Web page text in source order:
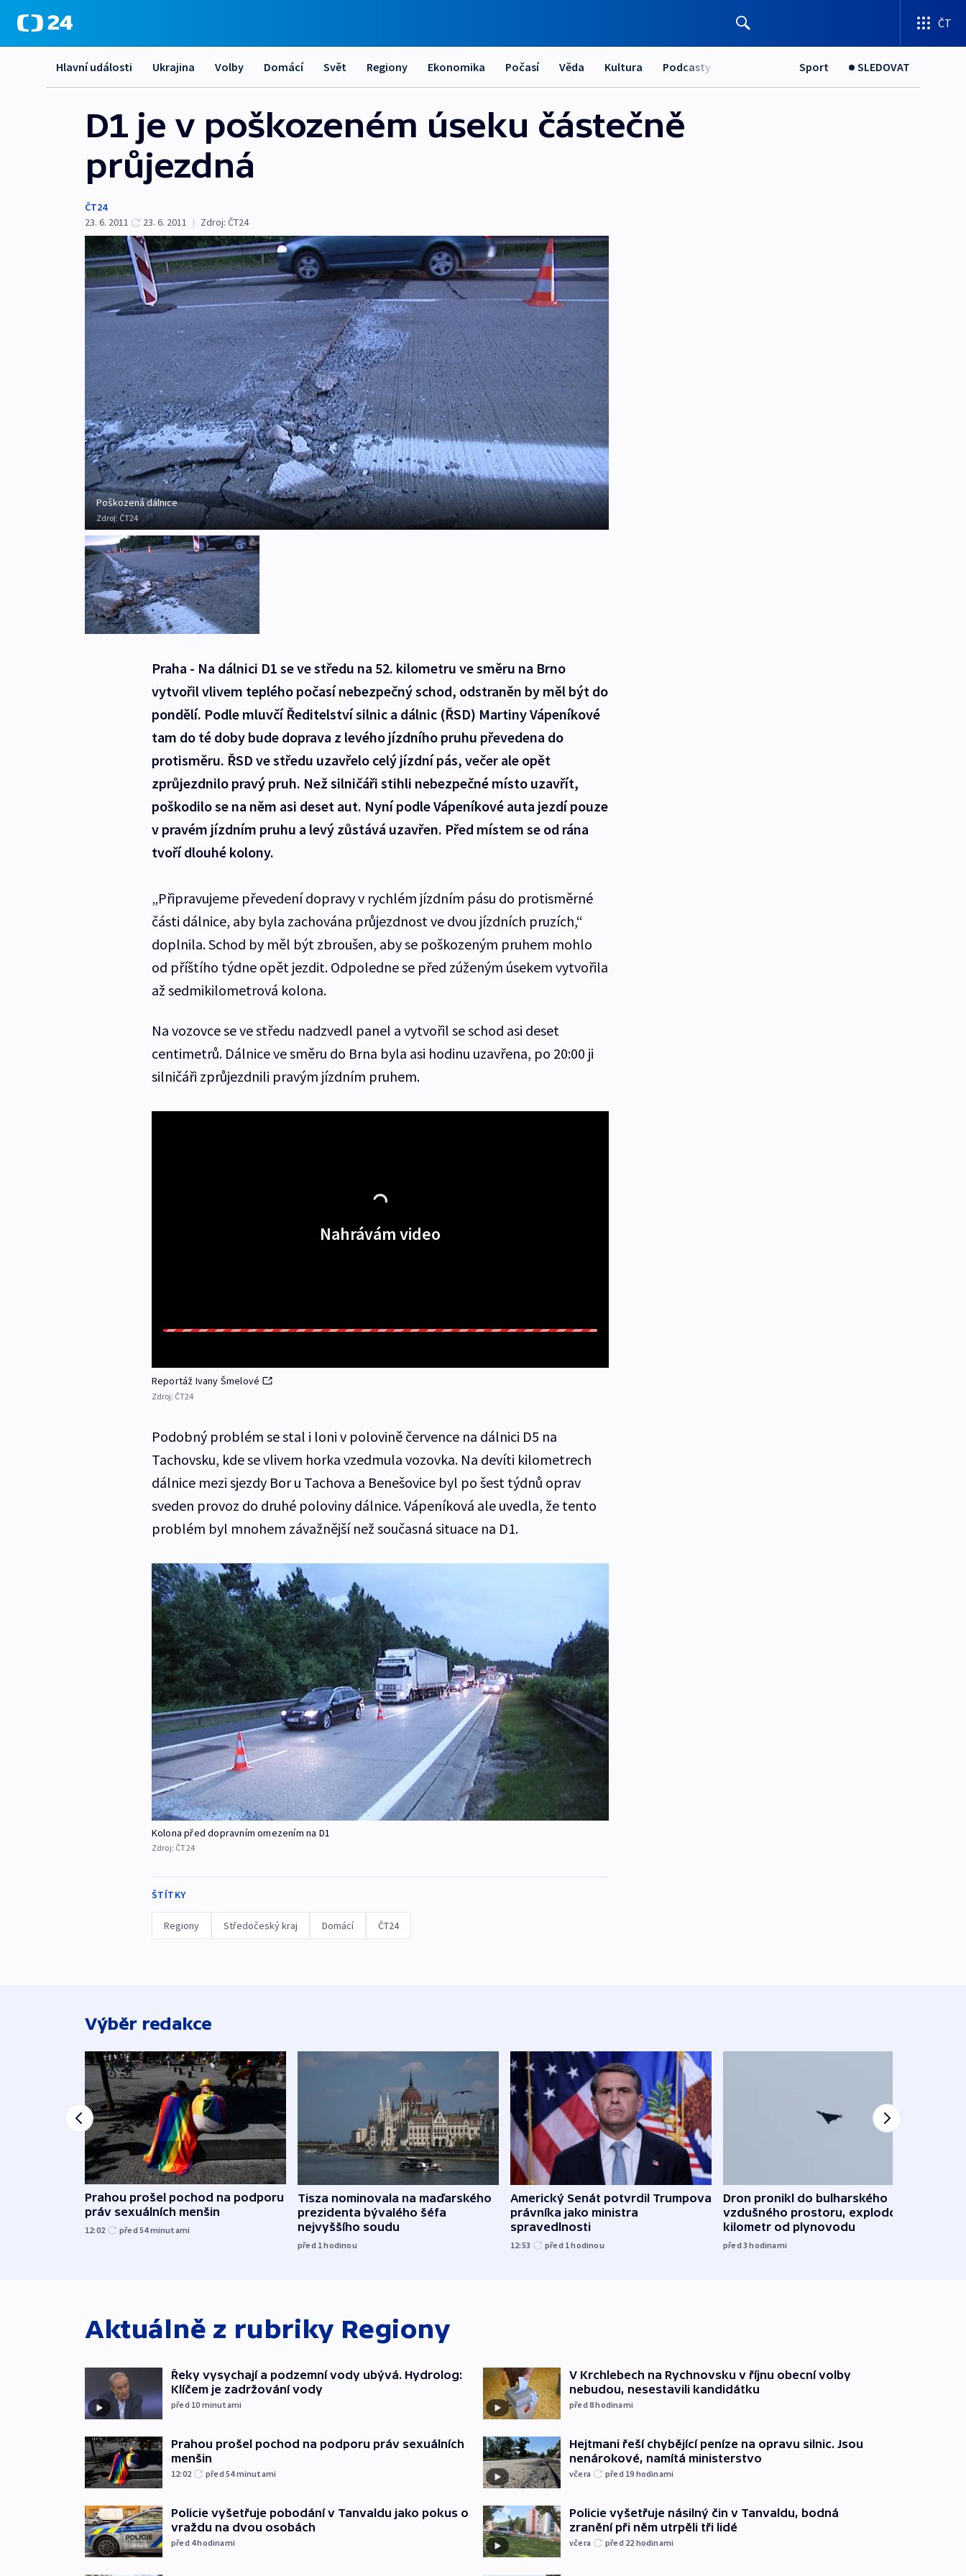
ČT
Hlavní události Ukrajina Volby Domácí Svět Regiony Ekonomika Počasí Věda Kultura Podcasty Sport SLEDOVAT
D1 je v poškozeném úseku částečně
průjezdná
ČT24
23. 6. 2011
23. 6. 2011 | Zdroj: ČT24
Poškozená dálnice
Zdroj: ČT24
Praha - Na dálnici D1 se ve středu na 52. kilometru ve směru na Brno
vytvořil vlivem teplého počasí nebezpečný schod, odstraněn by měl být do
pondělí. Podle mluvčí Ředitelství silnic a dálnic (ŘSD) Martiny Vápeníkové
tam do té doby bude doprava z levého jízdního pruhu převedena do
protisměru. ŘSD ve středu uzavřelo celý jízdní pás, večer ale opět
zprůjezdnilo pravý pruh. Než silničáři stihli nebezpečné místo uzavřít,
poškodilo se na něm asi deset aut. Nyní podle Vápeníkové auta jezdí pouze
v pravém jízdním pruhu a levý zůstává uzavřen. Před místem se od rána
tvoří dlouhé kolony.
„Připravujeme převedení dopravy v rychlém jízdním pásu do protisměrné
části dálnice, aby byla zachována průjezdnost ve dvou jízdních pruzích,“
doplnila. Schod by měl být zbroušen, aby se poškozeným pruhem mohlo
od příštího týdne opět jezdit. Odpoledne se před zúženým úsekem vytvořila
až sedmikilometrová kolona.
Na vozovce se ve středu nadzvedl panel a vytvořil se schod asi deset
centimetrů. Dálnice ve směru do Brna byla asi hodinu uzavřena, po 20:00 ji
silničáři zprůjezdnili pravým jízdním pruhem.
Nahrávám video
Reportáž Ivany Šmelové
Zdroj: ČT24
Podobný problém se stal i loni v polovině července na dálnici D5 na
Tachovsku, kde se vlivem horka vzedmula vozovka. Na devíti kilometrech
dálnice mezi sjezdy Bor u Tachova a Benešovice byl po šest týdnů oprav
sveden provoz do druhé poloviny dálnice. Vápeníková ale uvedla, že tento
problém byl mnohem závažnější než současná situace na D1.
Kolona před dopravním omezením na D1
Zdroj: ČT24
ŠTÍTKY
Regiony Středočeský kraj Domácí ČT24
Výběr redakce
Prahou prošel pochod na podporu
práv sexuálních menšin
12:02 před 54minutami
Tisza nominovala na maďarského
prezidenta bývalého šéfa
nejvyššího soudu
před 1hodinou
Americký Senát potvrdil Trumpova
právníka jako ministra
spravedlnosti
12:53 před 1hodinou
Dron pronikl do bulharského
vzdušného prostoru, explodoval
kilometr od plynovodu
před 3hodinami
Aktuálně z rubriky Regiony
Řeky vysychají a podzemní vody ubývá. Hydrolog:
Klíčem je zadržování vody
před 10 minutami
Prahou prošel pochod na podporu práv sexuálních
menšin
12:02 před 54minutami
Policie vyšetřuje pobodání v Tanvaldu jako pokus o
vraždu na dvou osobách
před 4hodinami
V Krchlebech na Rychnovsku v říjnu obecní volby
nebudou, nesestavili kandidátku
před 8hodinami
Hejtmani řeší chybějící peníze na opravu silnic. Jsou
nenárokové, namítá ministerstvo
včera před 19 hodinami
Policie vyšetřuje násilný čin v Tanvaldu, bodná
zranění při něm utrpěli tři lidé
včera před 22 hodinami